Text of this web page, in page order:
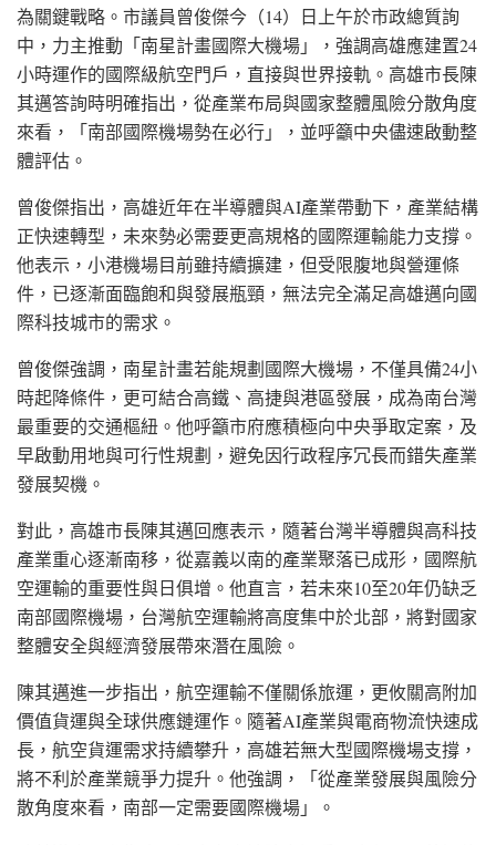
為關鍵戰略。市議員曾俊傑今（14）日上午於市政總質詢
中，力主推動「南星計畫國際大機場」，強調高雄應建置24
小時運作的國際級航空門戶，直接與世界接軌。高雄市長陳
其邁答詢時明確指出，從產業布局與國家整體風險分散角度
來看，「南部國際機場勢在必行」，並呼籲中央儘速啟動整
體評估。
曾俊傑指出，高雄近年在半導體與AI產業帶動下，產業結構
正快速轉型，未來勢必需要更高規格的國際運輸能力支撐。
他表示，小港機場目前雖持續擴建，但受限腹地與營運條
件，已逐漸面臨飽和與發展瓶頸，無法完全滿足高雄邁向國
際科技城市的需求。
曾俊傑強調，南星計畫若能規劃國際大機場，不僅具備24小
時起降條件，更可結合高鐵、高捷與港區發展，成為南台灣
最重要的交通樞紐。他呼籲市府應積極向中央爭取定案，及
早啟動用地與可行性規劃，避免因行政程序冗長而錯失產業
發展契機。
對此，高雄市長陳其邁回應表示，隨著台灣半導體與高科技
產業重心逐漸南移，從嘉義以南的產業聚落已成形，國際航
空運輸的重要性與日俱增。他直言，若未來10至20年仍缺乏
南部國際機場，台灣航空運輸將高度集中於北部，將對國家
整體安全與經濟發展帶來潛在風險。
陳其邁進一步指出，航空運輸不僅關係旅運，更攸關高附加
價值貨運與全球供應鏈運作。隨著AI產業與電商物流快速成
長，航空貨運需求持續攀升，高雄若無大型國際機場支撐，
將不利於產業競爭力提升。他強調，「從產業發展與風險分
散角度來看，南部一定需要國際機場」。